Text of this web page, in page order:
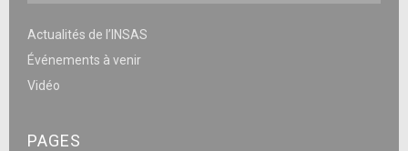
Actualités de l’INSAS
Événements à venir
Vidéo
PAGES